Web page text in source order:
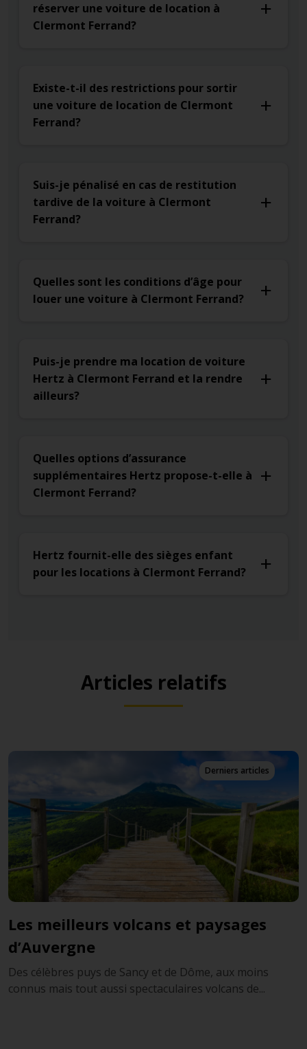
réserver une voiture de location à
Clermont Ferrand?
Existe-t-il des restrictions pour sortir
une voiture de location de Clermont
Ferrand?
Suis-je pénalisé en cas de restitution
tardive de la voiture à Clermont
Ferrand?
Quelles sont les conditions d’âge pour
louer une voiture à Clermont Ferrand?
Puis-je prendre ma location de voiture
Hertz à Clermont Ferrand et la rendre
ailleurs?
Quelles options d’assurance
supplémentaires Hertz propose-t-elle à
Clermont Ferrand?
Hertz fournit-elle des sièges enfant
pour les locations à Clermont Ferrand?
Articles relatifs
Derniers articles
Les meilleurs volcans et paysages
d’Auvergne
Des célèbres puys de Sancy et de Dôme, aux moins
connus mais tout aussi spectaculaires volcans de...